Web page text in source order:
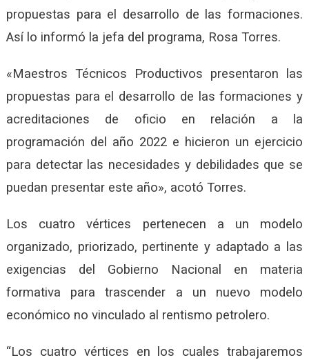
propuestas para el desarrollo de las formaciones.
Así lo informó la jefa del programa, Rosa Torres.
«Maestros Técnicos Productivos presentaron las
propuestas para el desarrollo de las formaciones y
acreditaciones de oficio en relación a la
programación del año 2022 e hicieron un ejercicio
para detectar las necesidades y debilidades que se
puedan presentar este año», acotó Torres.
Los cuatro vértices pertenecen a un modelo
organizado, priorizado, pertinente y adaptado a las
exigencias del Gobierno Nacional en materia
formativa para trascender a un nuevo modelo
económico no vinculado al rentismo petrolero.
“Los cuatro vértices en los cuales trabajaremos